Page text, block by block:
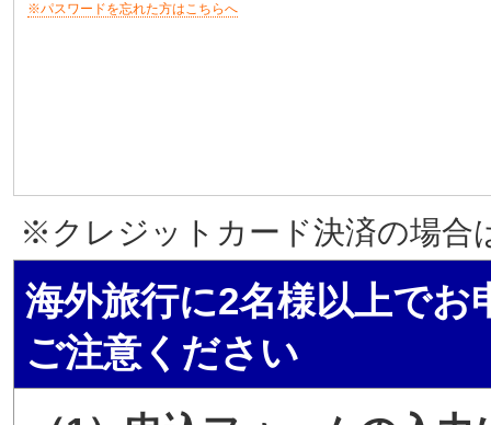
※パスワードを忘れた方はこちらへ
※クレジットカード決済の場
海外旅行に2名様以上で
ご注意ください